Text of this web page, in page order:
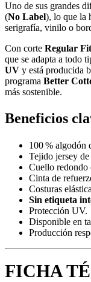
Uno de sus grandes
(No Label), lo que la
serigrafía, vinilo o
Con corte Regular Fit
que se adapta a todo
UV y está producida
programa Better
más sostenible.
Beneficios
100 % algodón
Tejido jersey
Cuello redondo
Cinta de
Costuras
Sin etiqueta
Protección UV.
Disponible en
Producción
FICHA